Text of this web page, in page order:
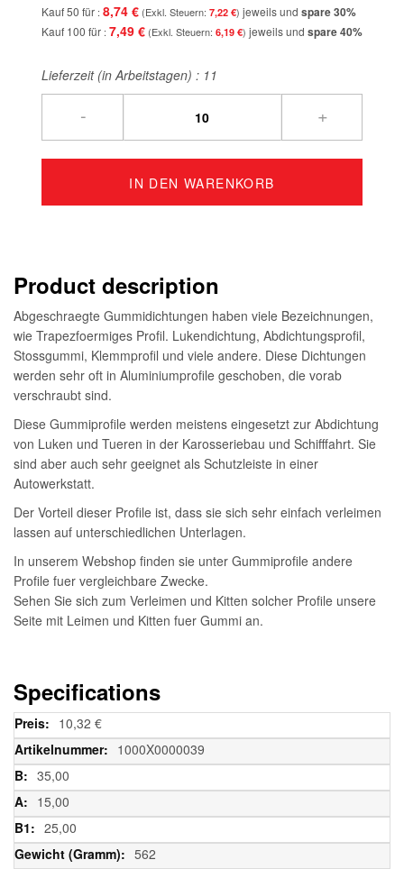
Kauf 50 für 8,74 € 7,22 € jeweils und spare30%
Kauf 100 für 7,49 € 6,19 € jeweils und spare40%
Lieferzeit (in Arbeitstagen) : 11
- +
IN DEN WARENKORB
Product description
Abgeschraegte Gummidichtungen haben viele Bezeichnungen,
wie Trapezfoermiges Profil. Lukendichtung, Abdichtungsprofil,
Stossgummi, Klemmprofil und viele andere. Diese Dichtungen
werden sehr oft in Aluminiumprofile geschoben, die vorab
verschraubt sind.
Diese Gummiprofile werden meistens eingesetzt zur Abdichtung
von Luken und Tueren in der Karosseriebau und Schifffahrt. Sie
sind aber auch sehr geeignet als Schutzleiste in einer
Autowerkstatt.
Der Vorteil dieser Profile ist, dass sie sich sehr einfach verleimen
lassen auf unterschiedlichen Unterlagen.
In unserem Webshop finden sie unter Gummiprofile andere
Profile fuer vergleichbare Zwecke.
Sehen Sie sich zum Verleimen und Kitten solcher Profile unsere
Seite mit Leimen und Kitten fuer Gummi an.
Specifications
Weitere
Informationen
10,32 €
1000X0000039
35,00
15,00
25,00
562